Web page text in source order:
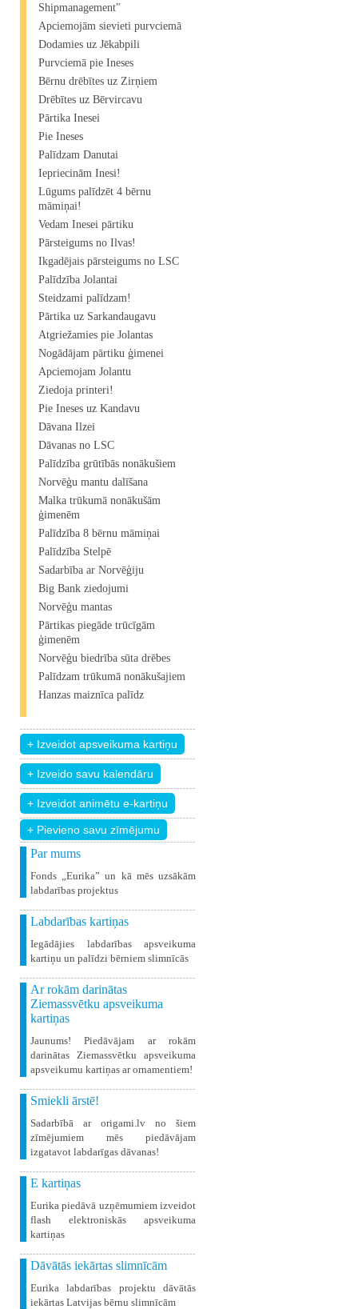
Shipmanagement"​
Apciemojām sievieti purvciemā
Dodamies uz Jēkabpili
Purvciemā pie Ineses
Bērnu drēbītes uz Zirņiem
Drēbītes uz Bērvircavu
Pārtika Inesei
Pie Ineses
Palīdzam Danutai
Iepriecinām Inesi!
Lūgums palīdzēt 4 bērnu
māmiņai!
Vedam Inesei pārtiku
Pārsteigums no Ilvas!
Ikgadējais pārsteigums no LSC
Palīdzība Jolantai
Steidzami palīdzam!
Pārtika uz Sarkandaugavu
Atgriežamies pie Jolantas
Nogādājam pārtiku ģimenei
Apciemojam Jolantu
Ziedoja printeri!
Pie Ineses uz Kandavu
Dāvana Ilzei
Dāvanas no LSC
Palīdzība grūtībās nonākušiem
Norvēģu mantu dalīšana
Malka trūkumā nonākušām
ģimenēm
Palīdzība 8 bērnu māmiņai
Palīdzība Stelpē
Sadarbība ar Norvēģiju
Big Bank ziedojumi
Norvēģu mantas
Pārtikas piegāde trūcīgām
ģimenēm
Norvēģu biedrība sūta drēbes
Palīdzam trūkumā nonākušajiem
Hanzas maiznīca palīdz
+ Pievieno savu zīmējumu
Par mums
Fonds „Eurika” un kā mēs uzsākām
labdarības projektus
Labdarības kartiņas
Iegādājies labdarības apsveikuma
kartiņu un palīdzi bērniem slimnīcās
Ar rokām darinātas
Ziemassvētku apsveikuma
kartiņas
Jaunums! Piedāvājam ar rokām
darinātas Ziemassvētku apsveikuma
apsveikumu kartiņas ar ornamentiem!
Smiekli ārstē!
Sadarbībā ar origami.lv no šiem
zīmējumiem mēs piedāvājam
izgatavot labdarīgas dāvanas!
E kartiņas
Eurika piedāvā uzņēmumiem izveidot
flash elektroniskās apsveikuma
kartiņas
Dāvātās iekārtas slimnīcām
Eurika labdarības projektu dāvātās
iekārtas Latvijas bērnu slimnīcām